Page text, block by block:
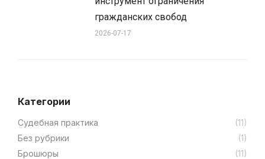
гражданских свобод
2026-07-17
Категории
Cудебная практика
(11)
Без рубрики
(1)
Брошюры
(11)